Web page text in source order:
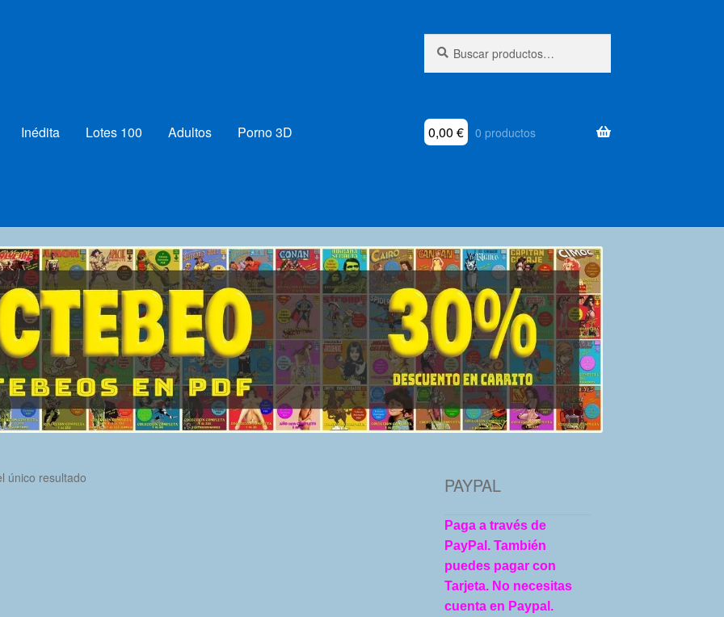
por:
Inédita Lotes 100 Adultos Porno 3D 0,00 € 0 productos
único resultado PAYPAL
Paga a través de
PayPal. También
puedes pagar con
Tarjeta. No necesitas
cuenta en Paypal.